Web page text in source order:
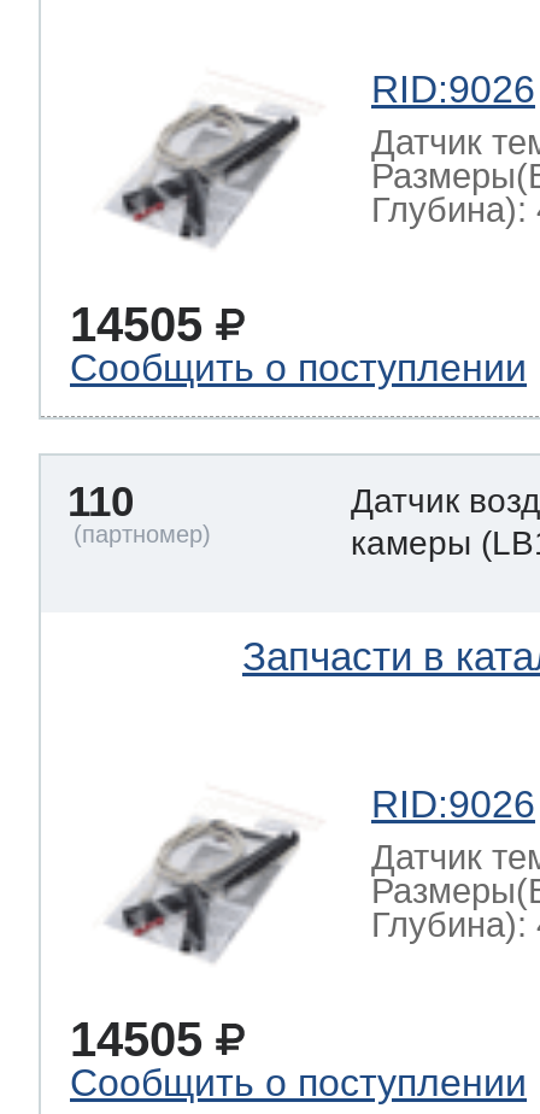
RID:9026
Датчик
Глубина):
14505
Сообщить о поступлении
110
Датчик
камеры
Запчасти в
RID:9026
Датчик
Глубина):
14505
Сообщить о поступлении